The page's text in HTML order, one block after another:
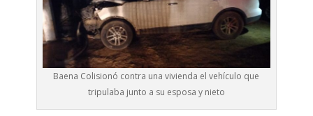
Baena Colisionó contra una vivienda el vehículo que
tripulaba junto a su esposa y nieto